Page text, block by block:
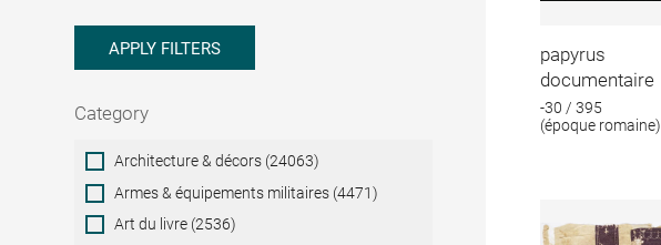
APPLY FILTERS
Category
Category
Architecture & décors (24063)
Armes & équipements militaires (4471)
Art du livre (2536)
papyrus
documentaire
-30 / 395
(époque romaine)